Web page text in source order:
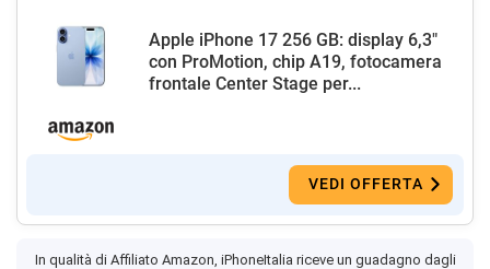
Apple iPhone 17 256 GB: display 6,3"
con ProMotion, chip A19, fotocamera
frontale Center Stage per...
VEDI OFFERTA
In qualità di Affiliato Amazon, iPhoneItalia riceve un guadagno dagli